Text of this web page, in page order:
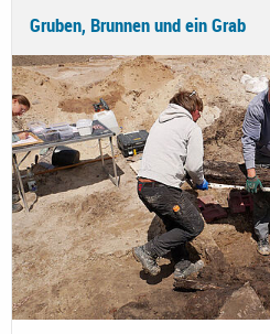
Gruben, Brunnen und ein Grab